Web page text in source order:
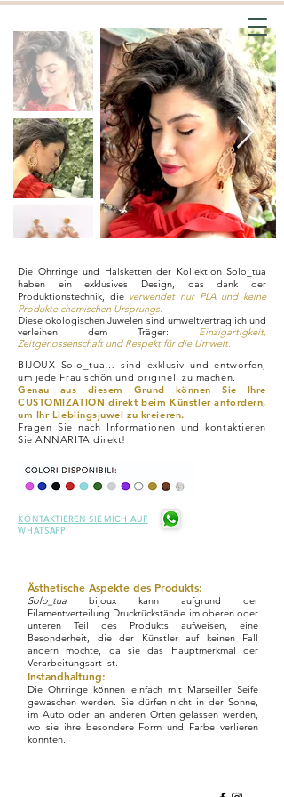
Die Ohrringe und Halsketten der Kollektion Solo_tua
haben ein exklusives Design, das dank der
Produktionstechnik, die verwendet nur PLA und keine
Produkte chemischen Ursprungs.
Diese ökologischen Juwelen sind umweltverträglich und
verleihen dem Träger:
Einzigartigkeit,
Zeitgenossenschaft und Respekt für die Umwelt.
BIJOUX Solo_tua… sind exklusiv und entworfen,
um jede Frau schön und originell zu machen.
Genau aus diesem Grund können Sie Ihre
CUSTOMIZATION direkt beim Künstler anfordern,
um Ihr Lieblingsjuwel zu kreieren.
Fragen Sie nach Informationen und kontaktieren
Sie ANNARITA direkt!
KONTAKTIEREN SIE MICH AUF
WHATSAPP
Ästhetische Aspekte des Produkts:
Solo_tua bijoux kann aufgrund der
Filamentverteilung Druckrückstände im oberen oder
unteren Teil des Produkts aufweisen, eine
Besonderheit, die der Künstler auf keinen Fall
ändern möchte, da sie das Hauptmerkmal der
Verarbeitungsart ist.
Instandhaltung:
Die Ohrringe können einfach mit Marseiller Seife
gewaschen werden. Sie dürfen nicht in der Sonne,
im Auto oder an anderen Orten gelassen werden,
wo sie ihre besondere Form und Farbe verlieren
könnten.